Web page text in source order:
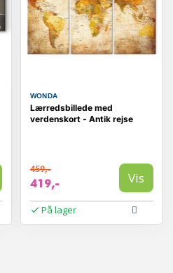
WONDA
Lærredsbillede med
verdenskort - Antik rejse
459,-
419,- Vis
På lager